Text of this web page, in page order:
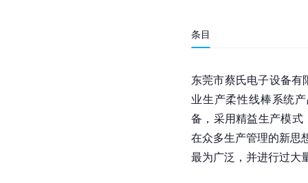
条目
东莞市蔡氏电子设备
业生产柔性线棒系统
备，采用精益生产模式
在众多生产管理的新思
最为广泛，并进行过大